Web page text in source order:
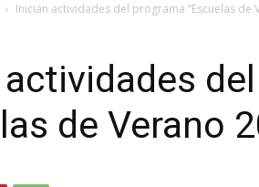
Inician actividades del programa “Escuelas de
de Verano